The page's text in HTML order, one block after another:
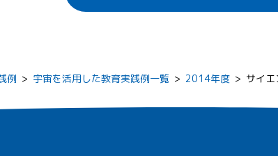
例 > 宇宙を活用した教育実践例一覧 > 2014年度 > サイ